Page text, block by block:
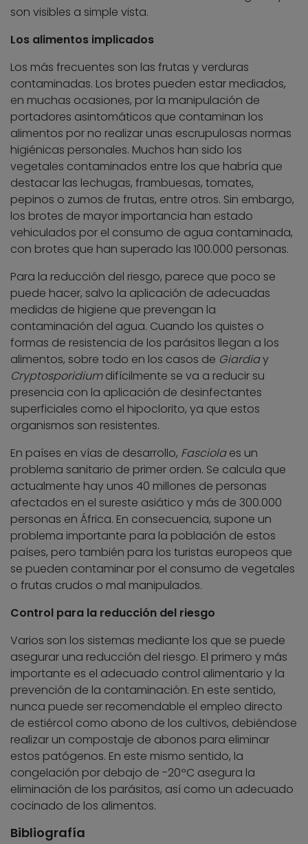
son visibles a simple vista.
Los alimentos implicados
Los más frecuentes son las frutas y verduras
contaminadas. Los brotes pueden estar mediados,
en muchas ocasiones, por la manipulación de
portadores asintomáticos que contaminan los
alimentos por no realizar unas escrupulosas normas
higiénicas personales. Muchos han sido los
vegetales contaminados entre los que habría que
destacar las lechugas, frambuesas, tomates,
pepinos o zumos de frutas, entre otros. Sin embargo,
los brotes de mayor importancia han estado
vehiculados por el consumo de agua contaminada,
con brotes que han superado las 100.000 personas.
Para la reducción del riesgo, parece que poco se
puede hacer, salvo la aplicación de adecuadas
medidas de higiene que prevengan la
contaminación del agua. Cuando los quistes o
formas de resistencia de los parásitos llegan a los
alimentos, sobre todo en los casos de Giardiay
Cryptosporidiumdifícilmente se va a reducir su
presencia con la aplicación de desinfectantes
superficiales como el hipoclorito, ya que estos
organismos son resistentes.
En países en vías de desarrollo, Fasciolaes un
problema sanitario de primer orden. Se calcula que
actualmente hay unos 40 millones de personas
afectados en el sureste asiático y más de 300.000
personas en África. En consecuencia, supone un
problema importante para la población de estos
países, pero también para los turistas europeos que
se pueden contaminar por el consumo de vegetales
o frutas crudos o mal manipulados.
Control para la reducción del riesgo
Varios son los sistemas mediante los que se puede
asegurar una reducción del riesgo. El primero y más
importante es el adecuado control alimentario y la
prevención de la contaminación. En este sentido,
nunca puede ser recomendable el empleo directo
de estiércol como abono de los cultivos, debiéndose
realizar un compostaje de abonos para eliminar
estos patógenos. En este mismo sentido, la
congelación por debajo de -20ºC asegura la
eliminación de los parásitos, así como un adecuado
cocinado de los alimentos.
Bibliografía